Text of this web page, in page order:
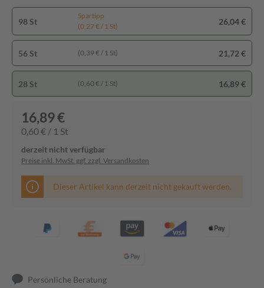
98 St
Spartipp
(0,27 € / 1 St)
26,04 €
56 St (0,39 € / 1 St) 21,72 €
28 St (0,60 € / 1 St) 16,89 €
16,89 €
0,60 € / 1 St
derzeit nicht verfügbar
Preise inkl. MwSt. ggf. zzgl. Versandkosten
Dieser Artikel kann derzeit nicht gekauft werden.
Persönliche Beratung